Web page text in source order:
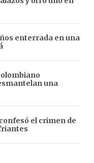
enterrada en una
una
el crimen de